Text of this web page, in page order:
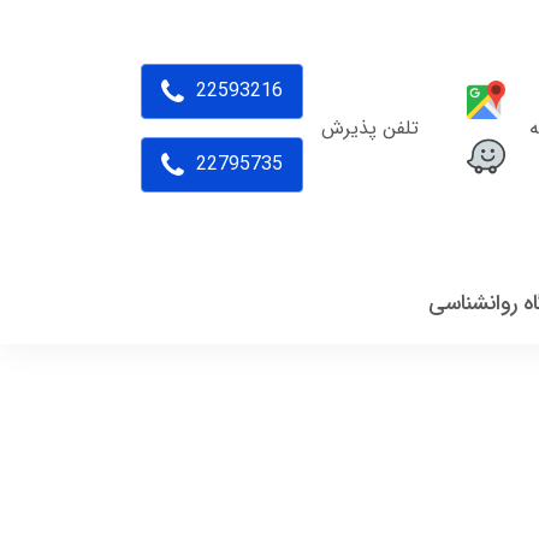
تلفن پذیرش
22593216
22795735
روانشناسی